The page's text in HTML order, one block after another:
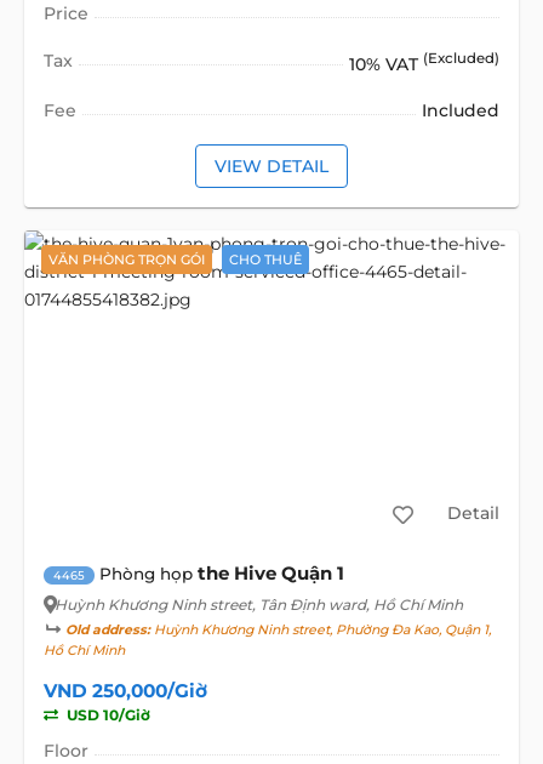
Price
Tax 10% VAT (Excluded)
Fee Included
VIEW DETAIL
VĂN PHÒNG TRỌN GÓI CHO THUÊ
Detail
4465 Phòng họp the Hive Quận 1
Huỳnh Khương Ninh street, Tân Định ward, Hồ Chí Minh
Old address:Huỳnh Khương Ninh street, Phường Đa Kao, Quận 1,
Hồ Chí Minh
VND 250,000/Giờ
USD 10/Giờ
Floor